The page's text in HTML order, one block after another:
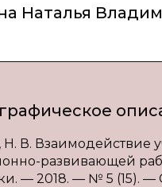
Наталья
Н. В. Взаимодействие
развивающей
— 2018. — № 5 (15). —